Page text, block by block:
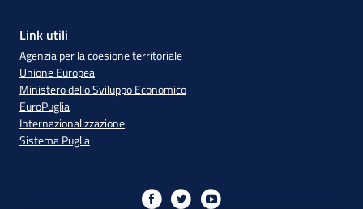
Link utili
Agenzia per la coesione territoriale
Unione Europea
Ministero dello Sviluppo Economico
EuroPuglia
Internazionalizzazione
Sistema Puglia